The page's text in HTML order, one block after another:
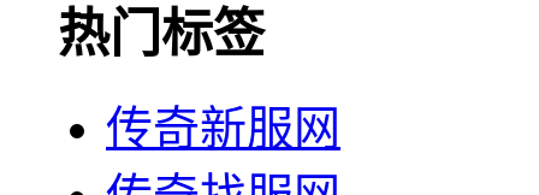
热门标签
传奇新服网